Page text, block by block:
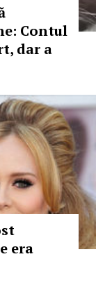
Contul
dar a
era